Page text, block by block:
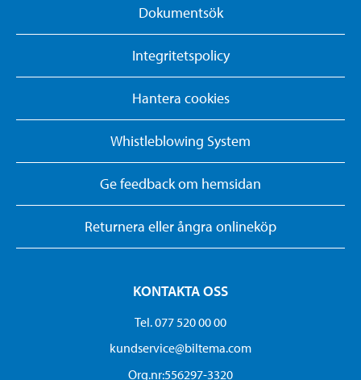
Dokumentsök
Integritetspolicy
Hantera cookies
Whistleblowing System
Ge feedback om hemsidan
Returnera eller ångra onlineköp
KONTAKTA OSS
Tel. 077 520 00 00
kundservice@biltema.com
Org.nr:556297-3320